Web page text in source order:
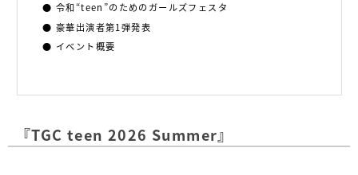
令和“teen”のためのガールズフェスタ
豪華出演者第1弾発表
イベント概要
『TGC teen 2026 Summer』